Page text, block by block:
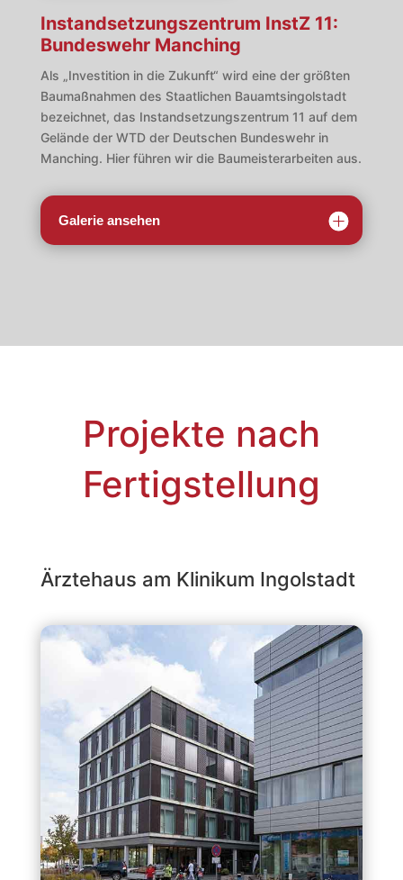
Instandsetzungszentrum InstZ 11:
Bundeswehr Manching
Als „Investition in die Zukunft“ wird eine der größten
Baumaßnahmen des Staatlichen Bauamtsingolstadt
bezeichnet, das Instandsetzungszentrum 11 auf dem
Gelände der WTD der Deutschen Bundeswehr in
Manching. Hier führen wir die Baumeisterarbeiten aus.
Galerie ansehen
Projekte nach
Fertig­stellung
Ärztehaus am Klinikum Ingolstadt